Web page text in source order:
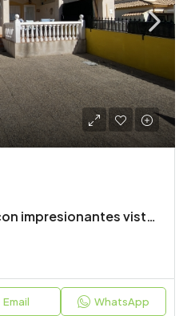
Villa de 3 dormitorios con impresionantes vistas
Email WhatsApp